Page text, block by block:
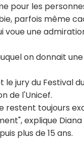
pour les
parfois même
voue une
on donnait
jury du Festival
de l'Unicef.
restent toujours
explique
plus de 15 ans.